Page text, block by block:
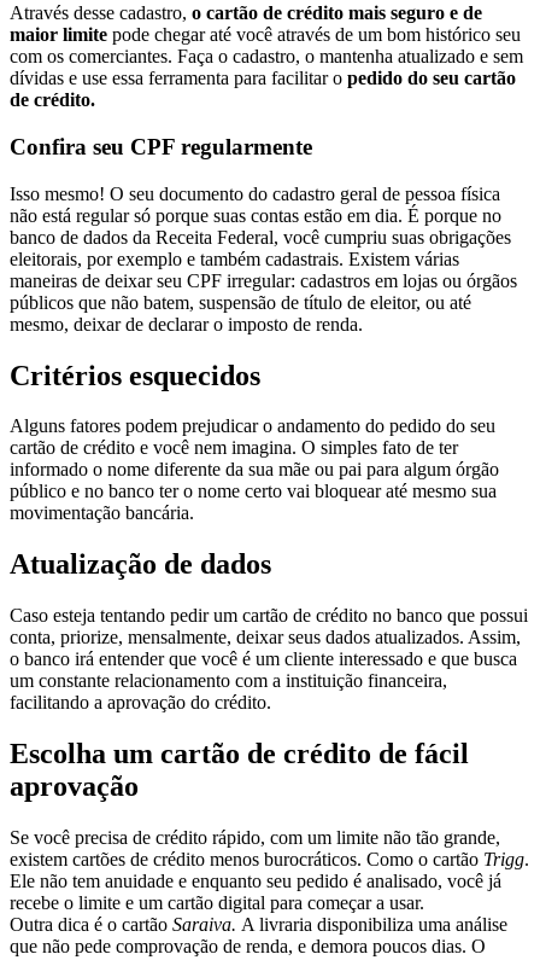
Através desse cadastro, o cartão de crédito mais seguro e de
maior limite pode chegar até você através de um bom histórico seu
com os comerciantes. Faça o cadastro, o mantenha atualizado e sem
dívidas e use essa ferramenta para facilitar o pedido do seu cartão
de crédito.
Confira seu CPF regularmente
Isso mesmo! O seu documento do cadastro geral de pessoa física
não está regular só porque suas contas estão em dia. É porque no
banco de dados da Receita Federal, você cumpriu suas obrigações
eleitorais, por exemplo e também cadastrais. Existem várias
maneiras de deixar seu CPF irregular: cadastros em lojas ou órgãos
públicos que não batem, suspensão de título de eleitor, ou até
mesmo, deixar de declarar o imposto de renda.
Critérios esquecidos
Alguns fatores podem prejudicar o andamento do pedido do seu
cartão de crédito e você nem imagina. O simples fato de ter
informado o nome diferente da sua mãe ou pai para algum órgão
público e no banco ter o nome certo vai bloquear até mesmo sua
movimentação bancária.
Atualização de dados
Caso esteja tentando pedir um cartão de crédito no banco que possui
conta, priorize, mensalmente, deixar seus dados atualizados. Assim,
o banco irá entender que você é um cliente interessado e que busca
um constante relacionamento com a instituição financeira,
facilitando a aprovação do crédito.
Escolha um cartão de crédito de fácil
aprovação
Se você precisa de crédito rápido, com um limite não tão grande,
existem cartões de crédito menos burocráticos. Como o cartão Trigg.
Ele não tem anuidade e enquanto seu pedido é analisado, você já
recebe o limite e um cartão digital para começar a usar.
Outra dica é o cartão Saraiva. A livraria disponibiliza uma análise
que não pede comprovação de renda, e demora poucos dias. O